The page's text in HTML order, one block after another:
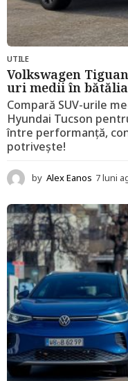
UTILE
Volkswagen
uri medii în
Compară SUV-urile
Hyundai Tucson
între performanță,
potrivește!
by Alex Eanos 7 luni